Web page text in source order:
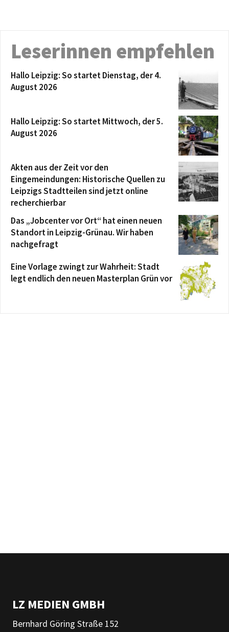
Leserinnen empfehlen
Hallo Leipzig: So startet Dienstag, der 4.
August 2026
Hallo Leipzig: So startet Mittwoch, der 5.
August 2026
Akten aus der Zeit vor den
Eingemeindungen: Historische Quellen zu
Leipzigs Stadtteilen sind jetzt online
recherchierbar
Das „Jobcenter vor Ort“ hat einen neuen
Standort in Leipzig-Grünau. Wir haben
nachgefragt
Eine Vorlage zwingt zur Wahrheit: Stadt
legt endlich den neuen Masterplan Grün vor
LZ MEDIEN GMBH
Bernhard Göring Straße 152